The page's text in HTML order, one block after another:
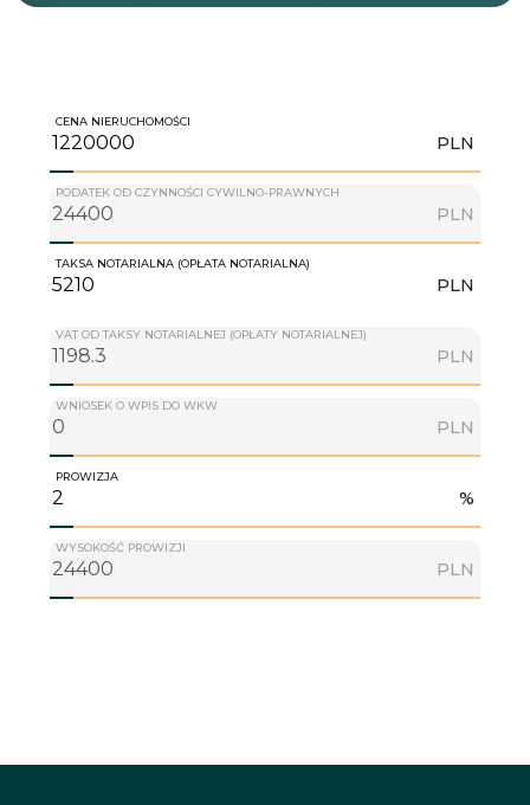
CENA NIERUCHOMOŚCI
PLN
PODATEK OD CZYNNOŚCI CYWILNO-PRAWNYCH
PLN
TAKSA NOTARIALNA (OPŁATA NOTARIALNA)
PLN
VAT OD TAKSY NOTARIALNEJ (OPŁATY NOTARIALNEJ)
PLN
WNIOSEK O WPIS DO WKW
PLN
PROWIZJA
%
WYSOKOŚĆ PROWIZJI
PLN